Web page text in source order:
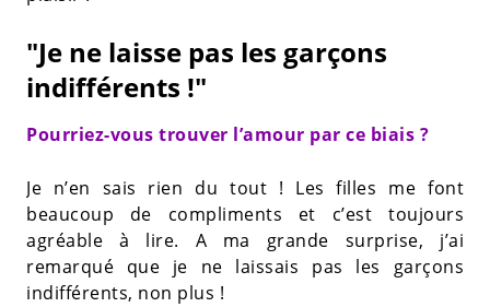
"Je ne laisse pas les garçons
indifférents !"
Pourriez-vous trouver l’amour par ce biais ?
Je n’en sais rien du tout ! Les filles me font
beaucoup de compliments et c’est toujours
agréable à lire. A ma grande surprise, j’ai
remarqué que je ne laissais pas les garçons
indifférents, non plus !